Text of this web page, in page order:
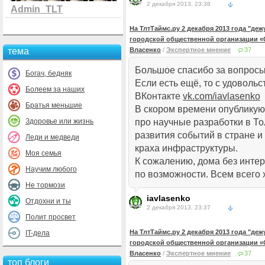
Admin_TLT
тема
Богач, бедняк
Болеем за наших
Братья меньшие
Здоровье или жизнь
Леди и медведи
Моя семья
Научим любого
Не тормози
Отдохни и ты
Полит просвет
IT-дела
топ блоги
2 декабря 2013, 23:38
На ТлтТаймс.ру 2 декабря 2013 года
городской общественной организации
Власенко / Экспертное мнение 37
Большое спасибо за
Если есть ещё, то с
ВКонтакте vk.com/iavlasenko
В скором времени
про научные разработки в
развития событий в стране
краха инфраструктуры.
К сожалению, дома без
по возможности. Всем всего
iavlasenko
2 декабря 2013, 23:37
На ТлтТаймс.ру 2 декабря 2013 года
городской общественной организации
Власенко / Экспертное мнение 37